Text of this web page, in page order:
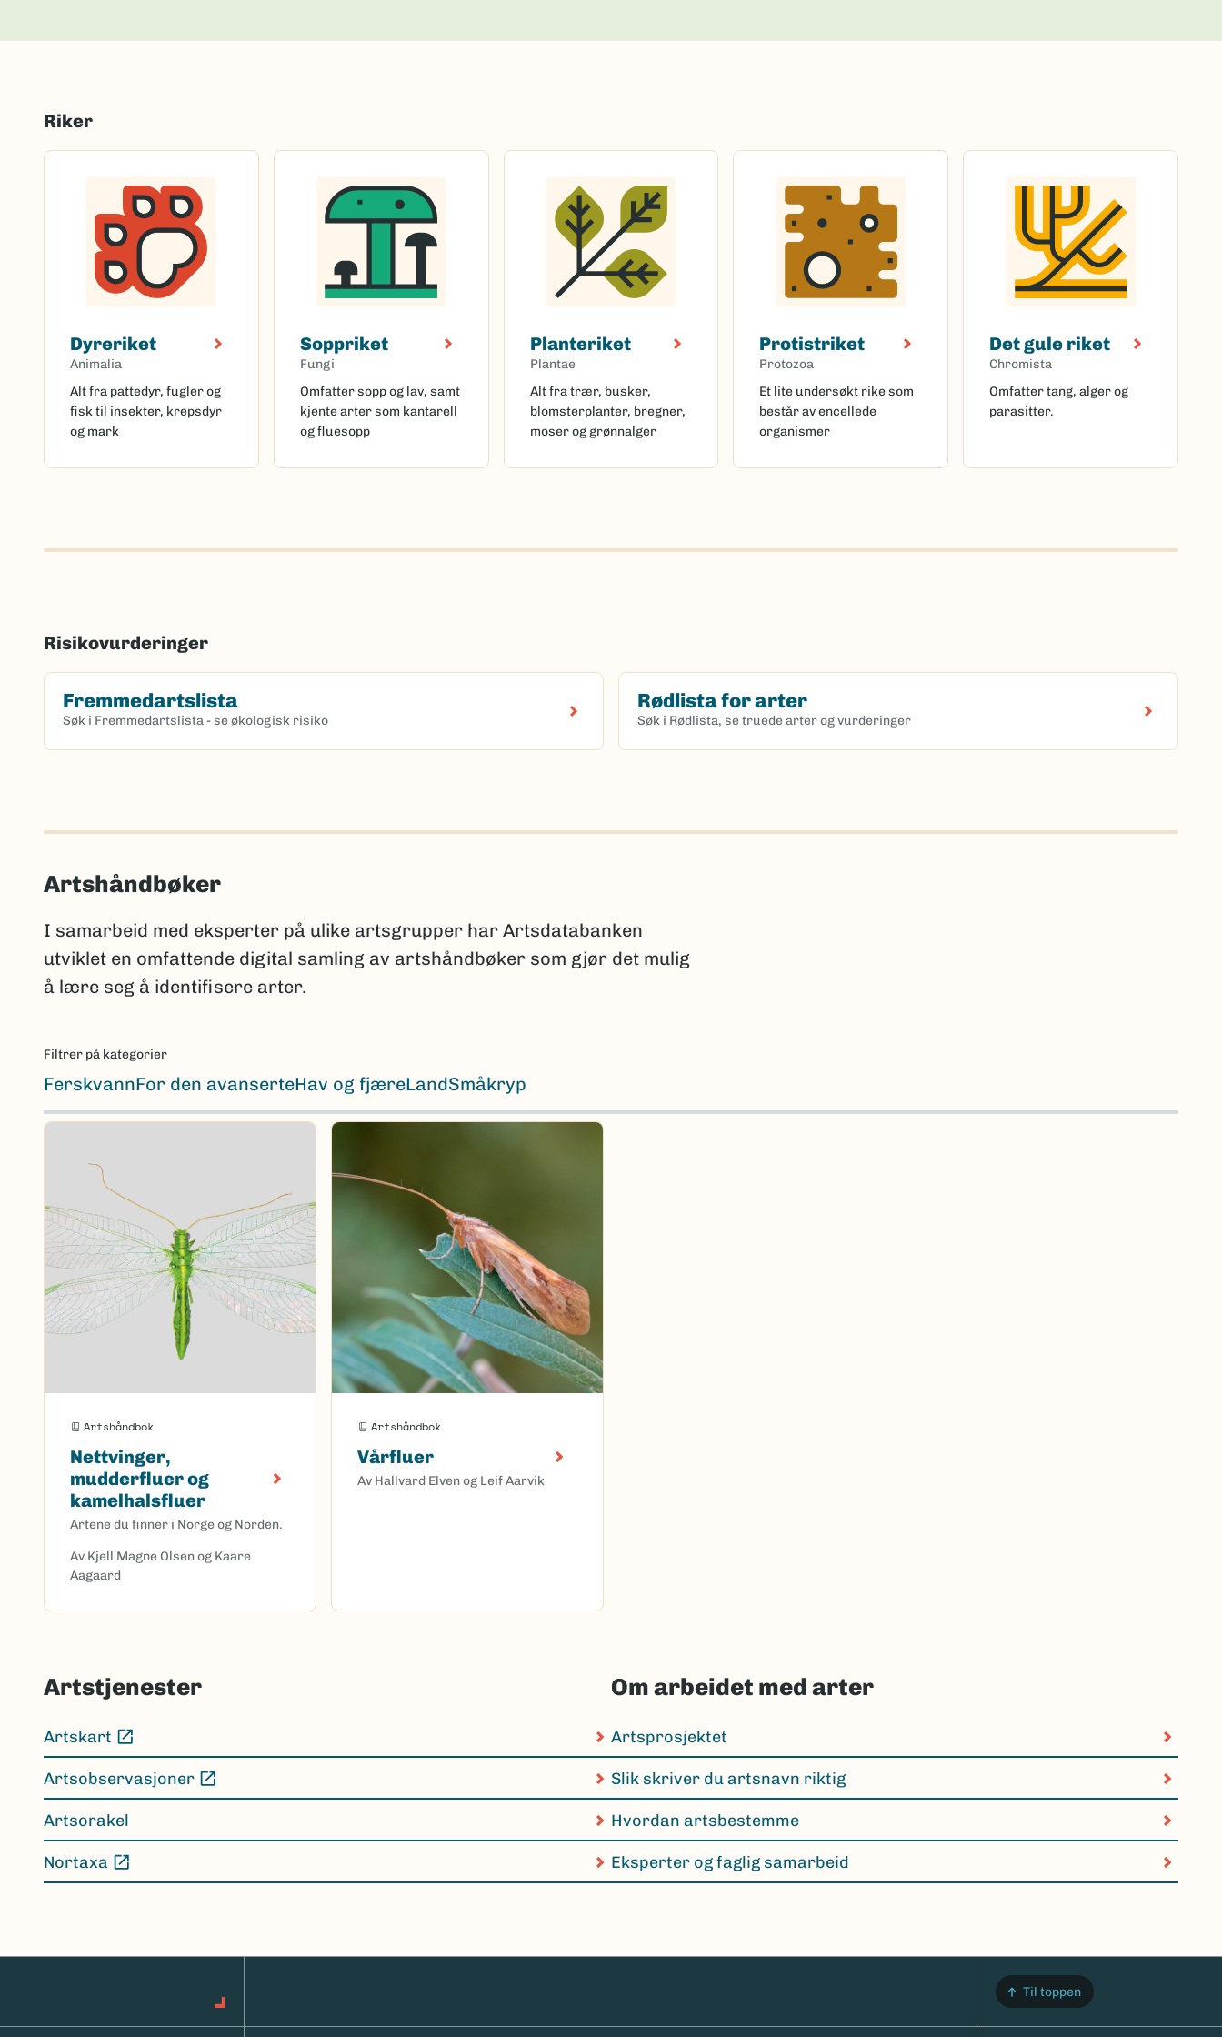
Riker
Dyreriket
Animalia
Alt fra pattedyr, fugler og
fisk til insekter, krepsdyr
og mark
Soppriket
Fungi
Omfatter sopp og lav, samt
kjente arter som kantarell
og fluesopp
Planteriket
Plantae
Alt fra trær, busker,
blomsterplanter, bregner,
moser og grønnalger
Protistriket
Protozoa
Et lite undersøkt rike som
består av encellede
organismer
Det gule riket
Chromista
Omfatter tang, alger og
parasitter.
Risikovurderinger
Fremmedartslista
Søk i Fremmedartslista - se økologisk risiko
Rødlista for arter
Søk i Rødlista, se truede arter og vurderinger
Artshåndbøker
I samarbeid med eksperter på ulike artsgrupper har Artsdatabanken
utviklet en omfattende digital samling av artshåndbøker som gjør det mulig
å lære seg å identifisere arter.
Filtrer på kategorier
FerskvannFor den avanserteHav og fjæreLandSmåkryp
Artshåndbok
Nettvinger,
mudderfluer og
kamelhalsfluer
Artene du finner i Norge og Norden.
Av Kjell Magne Olsen og Kaare
Aagaard
Artshåndbok
Vårfluer
Av Hallvard Elven og Leif Aarvik
Artstjenester
Artskart
(Ekstern lenke)
Artsobservasjoner
(Ekstern lenke)
Artsorakel
Nortaxa
(Ekstern lenke)
Om arbeidet med arter
Artsprosjektet
Slik skriver du artsnavn riktig
Hvordan artsbestemme
Eksperter og faglig samarbeid
Til toppen